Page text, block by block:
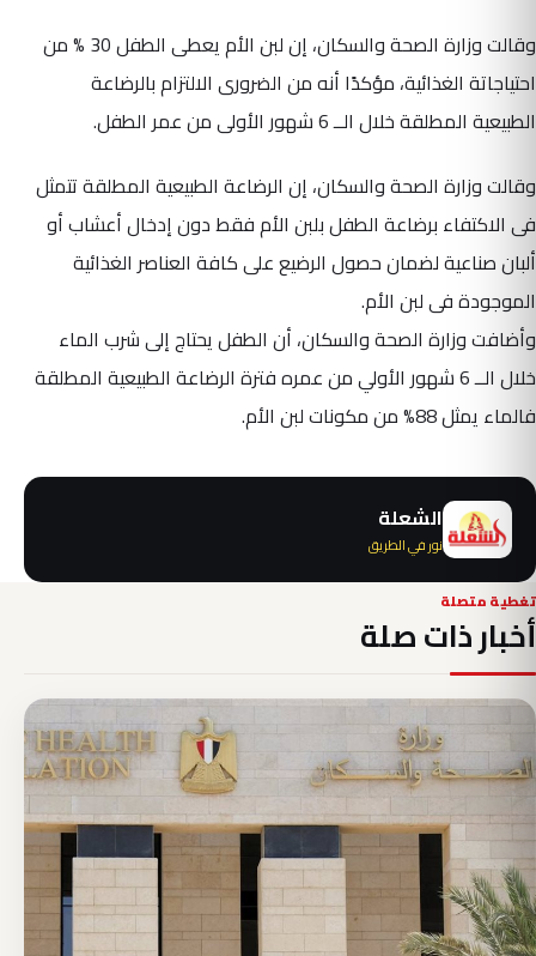
وقالت وزارة الصحة والسكان، إن لبن الأم يعطى الطفل 30 % من
احتياجاتة الغذائية، مؤكدًا أنه من الضرورى الالتزام بالرضاعة
الطبيعية المطلقة خلال الــ 6 شهور الأولى من عمر الطفل.
وقالت وزارة الصحة والسكان، إن الرضاعة الطبيعية المطلقة تتمثل
فى الاكتفاء برضاعة الطفل بلبن الأم فقط دون إدخال أعشاب أو
ألبان صناعية لضمان حصول الرضيع على كافة العناصر الغذائية
الموجودة فى لبن الأم.
وأضافت وزارة الصحة والسكان، أن الطفل يحتاج إلى شرب الماء
خلال الــ 6 شهور الأولي من عمره فترة الرضاعة الطبيعية المطلقة
فالماء يمثل 88% من مكونات لبن الأم.
الشعلة
نور في الطريق
تغطية متصلة
أخبار ذات صلة